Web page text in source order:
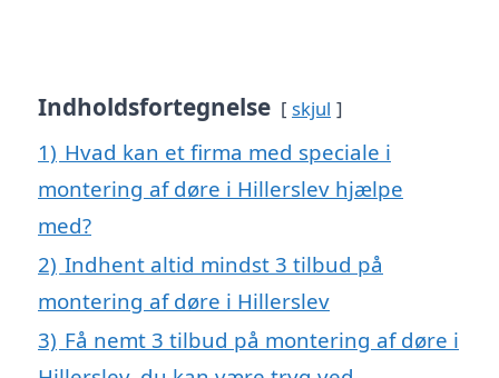
Indholdsfortegnelse skjul
1) Hvad kan et firma med speciale i
montering af døre i Hillerslev hjælpe
med?
2) Indhent altid mindst 3 tilbud på
montering af døre i Hillerslev
3) Få nemt 3 tilbud på montering af døre i